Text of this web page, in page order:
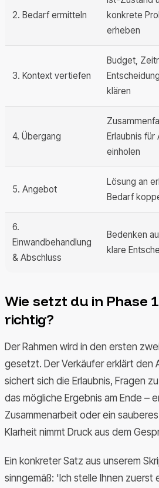
2. Bedarf ermitteln
konkrete
erheben
3. Kontext vertiefen
Budget,
klären
4. Übergang
Erlaubnis für
einholen
5. Angebot
Lösung an
Bedarf
6.
Einwandbehandlung
& Abschluss
Bedenken
klare
Wie setzt du in Phase
richtig?
Der Rahmen wird in den ersten
gesetzt. Der Verkäufer erklärt den
sichert sich die Erlaubnis, Fragen
das mögliche Ergebnis am Ende –
Zusammenarbeit oder ein
Klarheit nimmt Druck aus dem
Ein konkreter Satz aus unserem
sinngemäß: 'Ich stelle Ihnen zuerst